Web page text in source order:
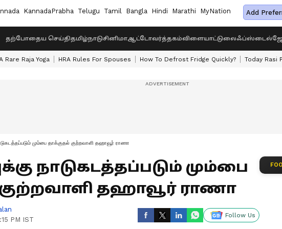
KannadaPrabha Telugu Tamil Bangla Hindi Marathi MyNation Add
தற்போதைய செய்திதமிழ்நாடுசினிமாஆட்டோவர்த்தகம்விளையாட்டுலைஃப்ஸ்டைல்
Rare Raja Yoga HRA Rules For Spouses How To Defrost Fridge Quickly? Today Rasi
மும்பை தாக்குதல் குற்றவாளி தஹாவூர் ராணா
நாடுகடத்தப்படும் மும்பை
தஹாவூர் ராணா
PM IST
Follow Us